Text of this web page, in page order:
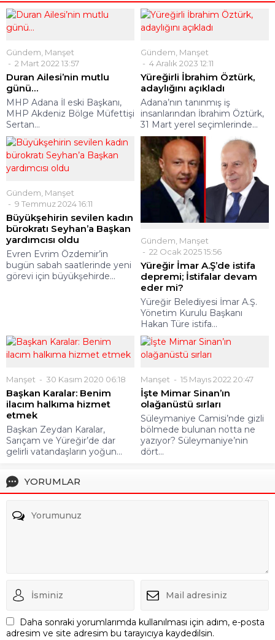
Gündem Manşet
2 Mart 2022 13:57
Duran Ailesi’nin mutlu
günü…
MHP Adana İl eski Başkanı,
MHP Akdeniz Bölge Müfettişi
Sertan...
Gündem Manşet
4 Aralık 2023 12:11
Yüreğirli İbrahim Öztürk,
adaylığını açıkladı
Adana’nın tanınmış iş
insanlarından İbrahim Öztürk,
31 Mart yerel seçimlerinde...
Gündem Manşet
9 Temmuz 2024 16:11
Büyükşehirin sevilen kadın
bürokratı Seyhan’a Başkan
yardımcısı oldu
Evren Evrim Özdemir’in
bugün sabah saatlerinde yeni
görevi için büyükşehirde...
Gündem Manşet
22 Ocak 2025 15:56
Yüreğir İmar A.Ş’de istifa
depremi; İstifalar devam
eder mi?
Yüreğir Belediyesi İmar A.Ş.
Yönetim Kurulu Başkanı
Hakan Türe istifa...
Manşet 30 Kasım 2020 06:18
Başkan Karalar: Benim
ilacım halkıma hizmet
etmek
Başkan Zeydan Karalar,
Sarıçam ve Yüreğir’de dar
gelirli vatandaşların yoğun...
Manşet 15 Mayıs 2022 20:47
İşte Mimar Sinan’ın
olağanüstü sırları
Süleymaniye Camisi’nde gizli
bölmede bulunan notta ne
yazıyor? Süleymaniye’nin
dört...
YORUMLAR
Daha sonraki yorumlarımda kullanılması için adım, e-posta
adresim ve site adresim bu tarayıcıya kaydedilsin.